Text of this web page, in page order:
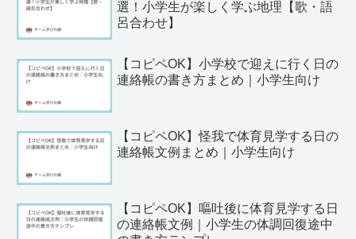
選！小学生が楽しく学ぶ地理【歌・語
呂合わせ】
【コピペOK】小学校で迎えに行く日の
連絡帳の書き方まとめ｜小学生向け
【コピペOK】怪我で体育見学する日の
連絡帳文例まとめ｜小学生向け
【コピペOK】嘔吐後に体育見学する日
の連絡帳文例｜小学生の体調回復途中